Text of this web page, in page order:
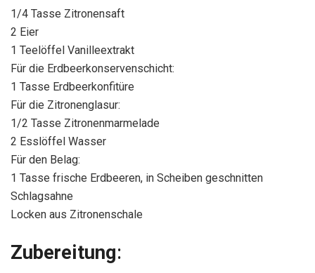
1/4 Tasse Zitronensaft
2 Eier
1 Teelöffel Vanilleextrakt
Für die Erdbeerkonservenschicht:
1 Tasse Erdbeerkonfitüre
Für die Zitronenglasur:
1/2 Tasse Zitronenmarmelade
2 Esslöffel Wasser
Für den Belag:
1 Tasse frische Erdbeeren, in Scheiben geschnitten
Schlagsahne
Locken aus Zitronenschale
Zubereitung: